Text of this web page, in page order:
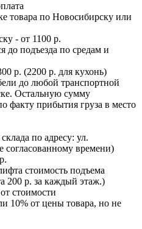
товара по Новосибирску или
- от 1100 р.
до подъезда по средам и
р. (2200 р. для кухонь)
до любой транспортной
Остальную сумму
факту прибытия груза в место
по адресу: ул.
согласованному времени)
стоимость подъема
200 р. за каждый этаж.)
стоимости
10% от цены товара, но не